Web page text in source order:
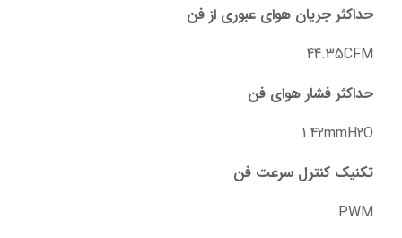
حداکثر جریان هوای عبوری از فن
44.35CFM
حداکثر فشار هوای فن
1.42mmH2O
تکنیک کنترل سرعت فن
PWM